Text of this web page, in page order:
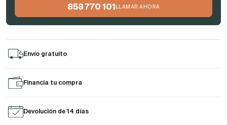
858 770 101 LLAMAR AHORA
Envío gratuito
Financia tu compra
Devolución de 14 días